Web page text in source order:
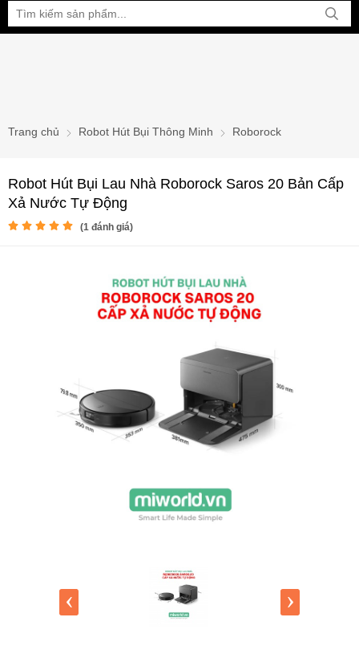
Bạn đang xem tại:
Trang chủ Robot Hút Bụi Thông Minh Roborock
Robot Hút Bụi Lau Nhà Roborock Saros 20 Bản Cấp
Xả Nước Tự Động
(1 đánh giá)
‹ ›